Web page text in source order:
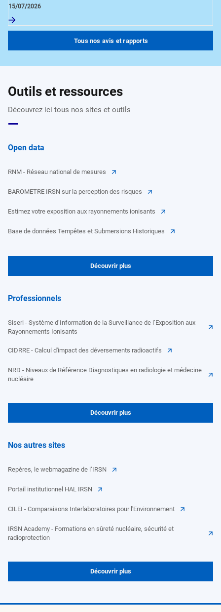
15/07/2026
Tous nos avis et rapports
Outils et ressources
Découvrez ici tous nos sites et outils
Open data
RNM - Réseau national de mesures
BAROMETRE IRSN sur la perception des risques
Estimez votre exposition aux rayonnements ionisants
Base de données Tempêtes et Submersions Historiques
Découvrir plus
Professionnels
Siseri - Système d’Information de la Surveillance de l’Exposition aux
Rayonnements Ionisants
CIDRRE - Calcul d'impact des déversements radioactifs
NRD - Niveaux de Référence Diagnostiques en radiologie et médecine
nucléaire
Découvrir plus
Nos autres sites
Repères, le webmagazine de l’IRSN
Portail institutionnel HAL IRSN
CILEI - Comparaisons Interlaboratoires pour l'Environnement
IRSN Academy - Formations en sûreté nucléaire, sécurité et
radioprotection
Découvrir plus